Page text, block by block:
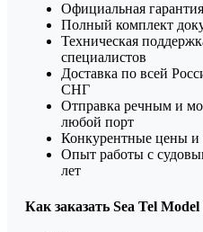
Официальная
Полный комплект
Техническая
специалистов
Доставка по всей
СНГ
Отправка речным и
любой порт
Конкурентные цены и
Опыт работы с
лет
Как заказать Sea Tel Model